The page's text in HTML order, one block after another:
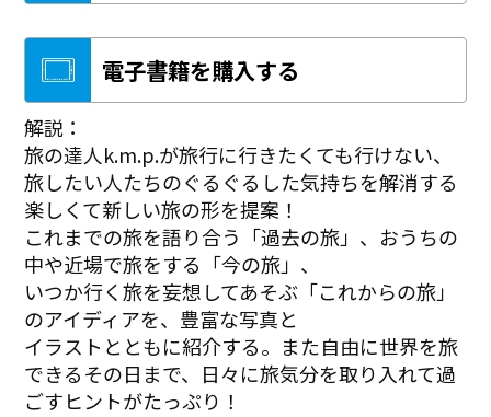
電子書籍を購入する
解説：
旅の達人k.m.p.が旅行に行きたくても行けない、
旅したい人たちのぐるぐるした気持ちを解消する
楽しくて新しい旅の形を提案！
これまでの旅を語り合う「過去の旅」、おうちの
中や近場で旅をする「今の旅」、
いつか行く旅を妄想してあそぶ「これからの旅」
のアイディアを、豊富な写真と
イラストとともに紹介する。また自由に世界を旅
できるその日まで、日々に旅気分を取り入れて過
ごすヒントがたっぷり！